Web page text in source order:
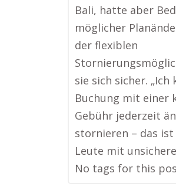
Bali, hatte aber
möglicher
der flexiblen
sie sich sicher.
Buchung mit einer
Gebühr jederzeit
stornieren – das
Leute mit
No tags for this